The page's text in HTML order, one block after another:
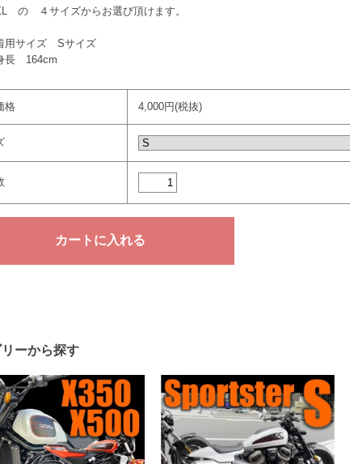
の ４サイズからお選び頂けます。
用サイズ Sサイズ
長 164cm
格 4,000円(税抜)
ーから探す